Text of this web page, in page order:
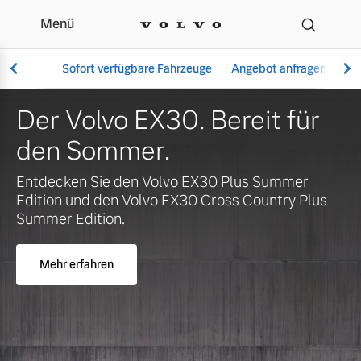
Ihr Volvo Händler in
Menü
Sofort verfügbare Fahrzeuge Angebot anfragen
Vollelektrisch
6 Modelle
Plug-in Hybrid
Geschäftskunden
Unser Team
Volvo EX30. Bereit für
Sommer.
Sie den Volvo EX30 Plus Summer
und den Volvo EX30 Cross Country Plus
Edition.
Mehr erfahren